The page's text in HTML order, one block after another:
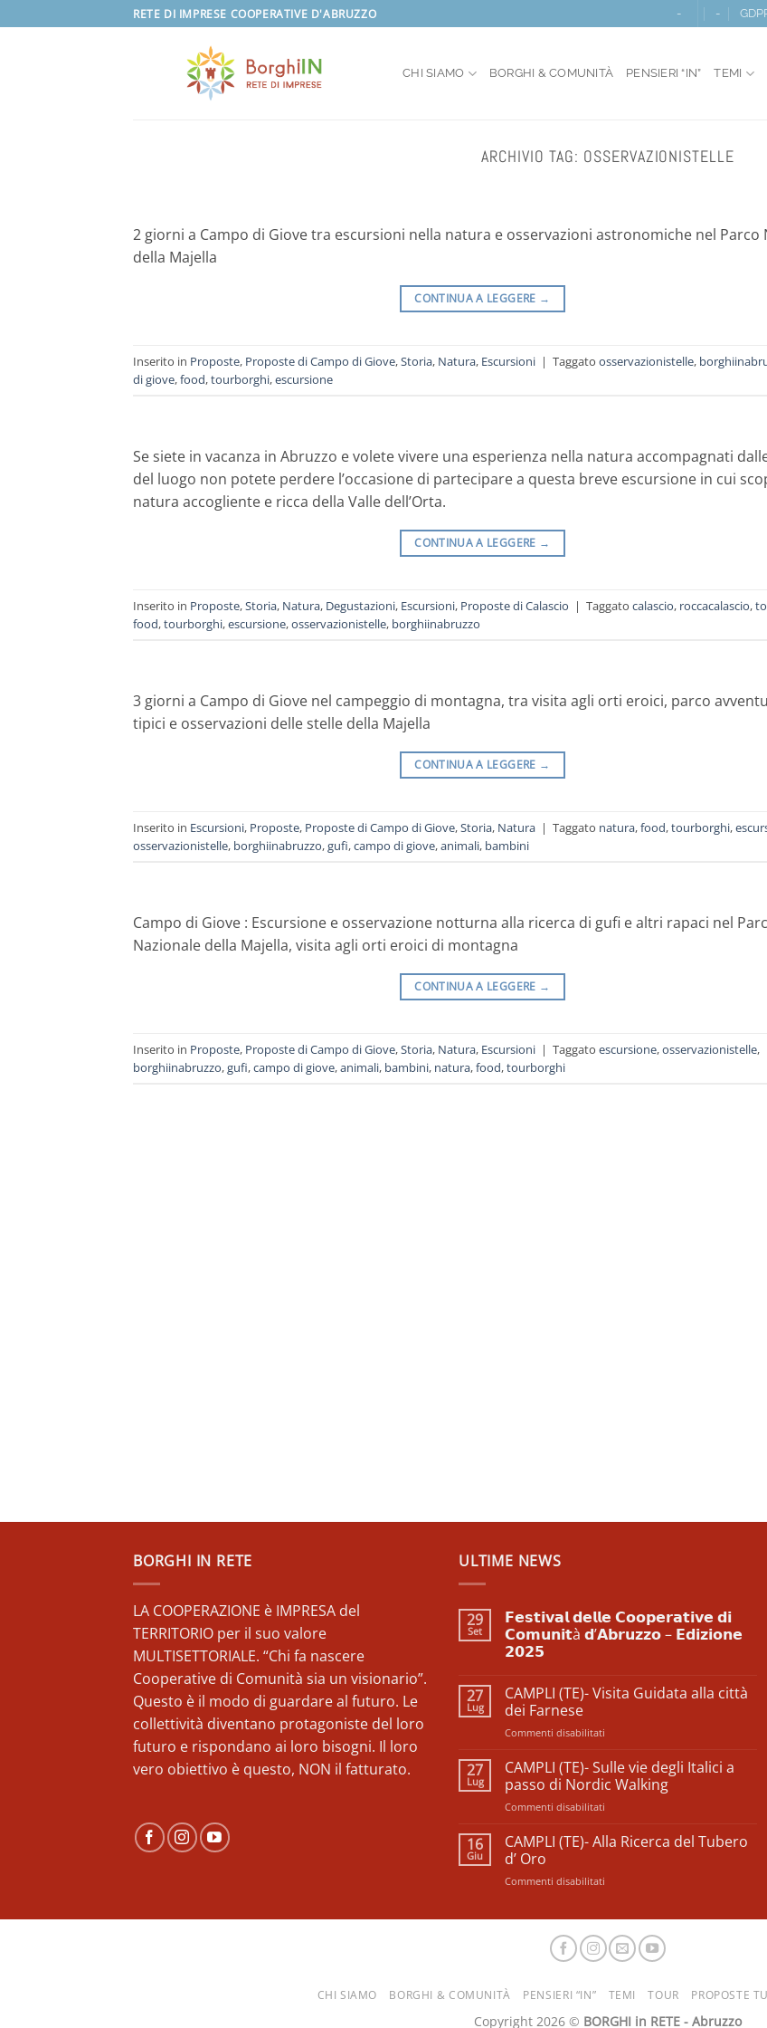
ai
RETE DI IMPRESE COOPERATIVE D'ABRUZZO - -
CHI SIAMO BORGHI & COMUNITÀ PENSIERI “IN” TEMI
ARCHIVIO TAG: OSSERVAZIONISTELLE
2 giorni a Campo di Giove tra escursioni nella natura e osservazioni astronomiche nel Parco
della Majella
CONTINUA A LEGGERE →
Inserito in Proposte, Proposte di Campo di Giove,Storia, Natura, Escursioni | Taggato osservazionistelle,
di giove,food,tourborghi,escursione
Se siete in vacanza in Abruzzo e volete vivere una esperienza nella natura accompagnati
del luogo non potete perdere l’occasione di partecipare a questa breve escursione in cui
natura accogliente e ricca della Valle dell’Orta.
CONTINUA A LEGGERE →
Inserito in Proposte,Storia, Natura, Degustazioni, Escursioni, Proposte di Calascio | Taggato calascio, roccacalascio,
food,tourborghi,escursione,osservazionistelle, borghiinabruzzo
3 giorni a Campo di Giove nel campeggio di montagna, tra visita agli orti eroici, parco
tipici e osservazioni delle stelle della Majella
CONTINUA A LEGGERE →
Inserito in Escursioni, Proposte, Proposte di Campo di Giove,Storia, Natura | Taggato natura,food,tourborghi,
osservazionistelle, borghiinabruzzo,gufi,campo di giove,animali, bambini
Campo di Giove : Escursione e osservazione notturna alla ricerca di gufi e altri rapaci nel
Nazionale della Majella, visita agli orti eroici di montagna
CONTINUA A LEGGERE →
Inserito in Proposte, Proposte di Campo di Giove,Storia, Natura, Escursioni | Taggato escursione,osservazionistelle,
borghiinabruzzo,gufi,campo di giove,animali, bambini, natura,food,tourborghi
BORGHI IN RETE
LA COOPERAZIONE è IMPRESA del
TERRITORIO per il suo valore
MULTISETTORIALE. “Chi fa nascere
Cooperative di Comunità sia un visionario”.
Questo è il modo di guardare al futuro. Le
collettività diventano protagoniste del loro
futuro e rispondano ai loro bisogni. Il loro
vero obiettivo è questo, NON il fatturato.
ULTIME NEWS
29
Set
𝗙𝗲𝘀𝘁𝗶𝘃𝗮𝗹 𝗱𝗲𝗹𝗹𝗲 𝗖𝗼𝗼𝗽𝗲𝗿𝗮𝘁𝗶𝘃𝗲 𝗱𝗶
𝗖𝗼𝗺𝘂𝗻𝗶𝘁à 𝗱’𝗔𝗯𝗿𝘂𝘇𝘇𝗼 – 𝗘𝗱𝗶𝘇𝗶𝗼𝗻𝗲
𝟮𝟬𝟮𝟱
su
𝗙𝗲𝘀𝘁𝗶𝘃𝗮𝗹
𝗱𝗲𝗹𝗹𝗲
𝗖𝗼𝗼𝗽𝗲𝗿𝗮𝘁𝗶𝘃𝗲
𝗱𝗶
𝗱’𝗔𝗯𝗿𝘂𝘇𝘇𝗼
–
𝗘𝗱𝗶𝘇𝗶𝗼𝗻𝗲
27
Lug
CAMPLI (TE)- Visita Guidata alla città
dei Farnese
Commenti disabilitati
(TE)-
Visita
Guidata
dei
27
Lug
CAMPLI (TE)- Sulle vie degli Italici a
passo di Nordic Walking
Commenti disabilitati
(TE)-
di
Nordic
16
Giu
CAMPLI (TE)- Alla Ricerca del Tubero
d’ Oro
Commenti disabilitati
Ricerca
del
Oro
CHI SIAMO BORGHI & COMUNITÀ PENSIERI “IN” TEMI TOUR PROPOSTE
Copyright 2026 © BORGHI in RETE - Abruzzo